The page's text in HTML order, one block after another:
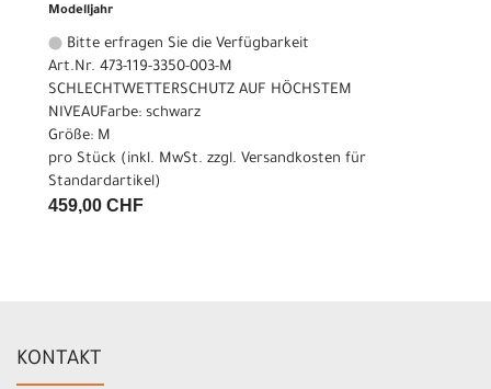
Modelljahr
Bitte erfragen Sie die Verfügbarkeit
Art.Nr. 473-119-3350-003-M
SCHLECHTWETTERSCHUTZ AUF HÖCHSTEM
NIVEAUFarbe: schwarz
Größe: M
pro Stück (inkl. MwSt. zzgl. Versandkosten für
Standardartikel)
459,00 CHF
KONTAKT